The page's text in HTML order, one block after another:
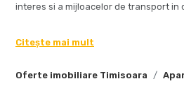
Oferte imobiliare Timisoara
interes si a mijloacelor de transport in
Citește mai mult